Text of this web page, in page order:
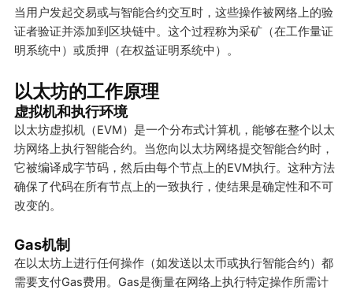
当用户发起交易或与智能合约交互时，这些操作被网络上的验
证者验证并添加到区块链中。这个过程称为采矿（在工作量证
明系统中）或质押（在权益证明系统中）。
以太坊的工作原理
虚拟机和执行环境
以太坊虚拟机（EVM）是一个分布式计算机，能够在整个以太
坊网络上执行智能合约。当您向以太坊网络提交智能合约时，
它被编译成字节码，然后由每个节点上的EVM执行。这种方法
确保了代码在所有节点上的一致执行，使结果是确定性和不可
改变的。
Gas机制
在以太坊上进行任何操作（如发送以太币或执行智能合约）都
需要支付Gas费用。Gas是衡量在网络上执行特定操作所需计